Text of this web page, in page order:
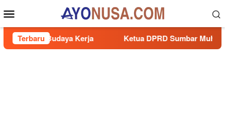
ke
kontenMobile
Terbaru
Budaya Kerja Ketua DPRD Sumbar Muhidi Hadiri